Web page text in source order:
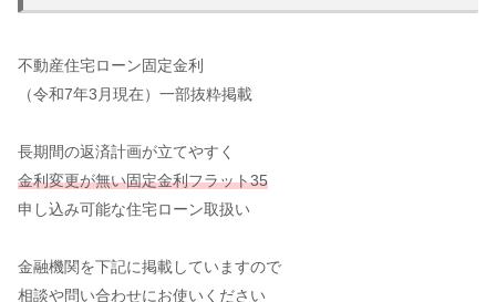
不動産住宅ローン固定金利
（令和7年3月現在）一部抜粋掲載
長期間の返済計画が立てやすく
金利変更が無い固定金利フラット35
申し込み可能な住宅ローン取扱い
金融機関を下記に掲載していますので
相談や問い合わせにお使いください